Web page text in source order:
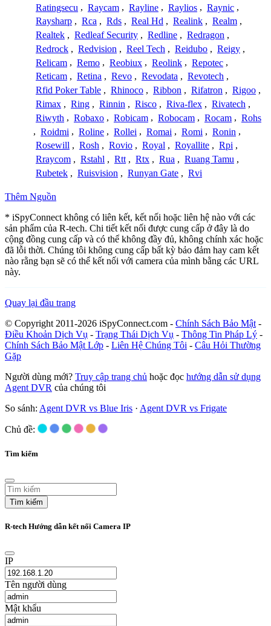
Ratingsecu , Raycam , Rayline , Raylios , Raynic ,
Raysharp , Rca , Rds , Real Hd , Realink , Realm ,
Realtek , Redleaf Security , Redline , Redragon ,
Redrock , Redvision , Reel Tech , Reidubo , Reigy ,
Relicam , Remo , Reobiux , Reolink , Repotec ,
Reticam , Retina , Revo , Revodata , Revotech ,
Rfid Poker Table , Rhinoco , Ribbon , Rifatron , Rigoo ,
Rimax , Ring , Rinnin , Risco , Riva-flex , Rivatech ,
Riwyth , Robaxo , Robicam , Robocam , Rocam , Rohs
, Roidmi , Roline , Rollei , Romai , Romi , Ronin ,
Rosewill , Rosh , Rovio , Royal , Royallite , Rpi ,
Rraycom , Rstahl , Rtt , Rtx , Rua , Ruang Tamu ,
Rubetek , Ruisvision , Runyan Gate , Rvi
Thêm Nguồn
* iSpyConnect không có liên kết, kết nối hoặc liên hệ nào với các
sản phẩm của R-tech. Chi tiết kết nối được cung cấp ở đây là do
cộng đồng cung cấp và có thể không đầy đủ, không chính xác hoặc
đã lỗi thời. Chúng tôi không cung cấp bất kỳ bảo đảm hay cam kết
nào rằng bạn sẽ có thể kết nối với camera của mình bằng các URL
này.
Quay lại đầu trang
© Copyright 2011-2026 iSpyConnect.com - Chính Sách Bảo Mật -
Điều Khoản Dịch Vụ - Trạng Thái Dịch Vụ - Thông Tin Pháp Lý -
Chính Sách Bảo Mật Lớp - Liên Hệ Chúng Tôi - Câu Hỏi Thường
Gặp
Người dùng mới? Truy cập trang chủ hoặc đọc hướng dẫn sử dụng
Agent DVR của chúng tôi
So sánh: Agent DVR vs Blue Iris · Agent DVR vs Frigate
Chủ đề:
Tìm kiếm
Tìm kiếm
R-tech Hướng dẫn kết nối Camera IP
IP
Tên người dùng
Mật khẩu